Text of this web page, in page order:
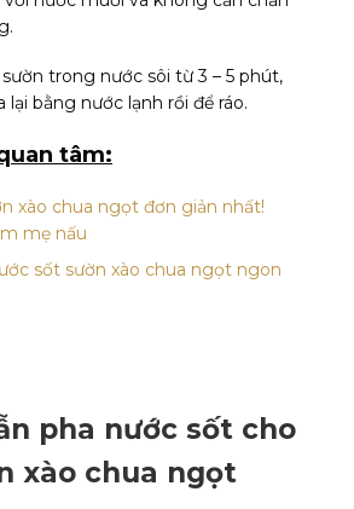
trong nước sôi từ 3 – 5 phút,
lại bằng nước lạnh rồi để ráo.
tâm:
xào chua ngọt đơn giản nhất!
mẹ nấu
sốt sườn xào chua ngọt ngon
pha nước sốt cho
xào chua ngọt